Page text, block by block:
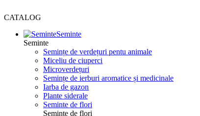
CATALOG
Seminte
Seminte
Semințe de verdețuri pentu animale
Miceliu de ciuperci
Microverdețuri
Semințe de ierburi aromatice și medicinale
Iarba de gazon
Plante siderale
Seminte de flori
Seminte de flori